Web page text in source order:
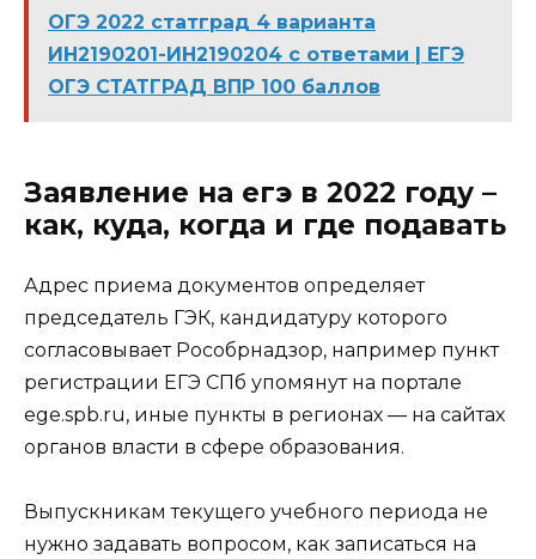
ОГЭ 2022 статград 4 варианта
ИН2190201-ИН2190204 с ответами | ЕГЭ
ОГЭ СТАТГРАД ВПР 100 баллов
Заявление на егэ в 2022 году –
как, куда, когда и где подавать
Адрес приема документов определяет
председатель ГЭК, кандидатуру которого
согласовывает Рособрнадзор, например пункт
регистрации ЕГЭ СПб упомянут на портале
ege.spb.ru, иные пункты в регионах — на сайтах
органов власти в сфере образования.
Выпускникам текущего учебного периода не
нужно задавать вопросом, как записаться на